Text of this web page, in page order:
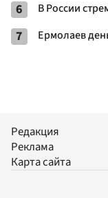
6 В России
7 Ермолаев
Редакция
Реклама
Карта сайта